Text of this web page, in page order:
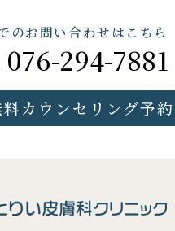
のお問い合わせはこちら
076-294-7881
カウンセリング予約